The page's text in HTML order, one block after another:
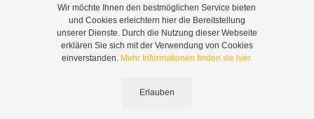
Wir möchte Ihnen den bestmöglichen Service bieten
und Cookies erleichtern hier die Bereitstellung
unserer Dienste. Durch die Nutzung dieser Webseite
erklären Sie sich mit der Verwendung von Cookies
einverstanden. Mehr Informationen finden sie hier.
Erlauben